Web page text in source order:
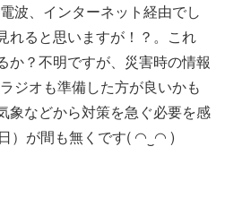
波、インターネット経由でし
れると思いますが！？。これ
か？不明ですが、災害時の情報
ジオも準備した方が良いかも
象などから対策を急ぐ必要を感
）が間も無くです( ◠‿◠ )